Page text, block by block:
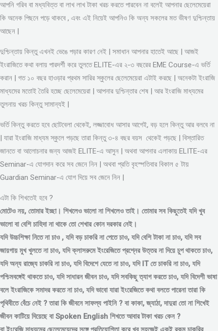
আপনি গরিব বা মধ্যবিত্ত বা লাখ লাখ টাকা খরচ করতে পারবেন না বলেই আপনার ছেলেমেয়েরা
কি অনেক পিছনে পড়ে থাকবে , এবং এই নিয়েই আপনিও কি অন্য সকলের মত ভীষণ দুশ্চিন্তায়
আছেন |
দুশ্চিন্তায় কিন্তু এখনই ভেঙে পড়ার কারণ নেই | সমাধান আপনার হাতেই আছে | আজই
ইংরাজিতে কথা বলায় পারদর্শী করে তুলতে ELITE-এর ২-৩ বছরের EME Course-এ ভর্তি
করান | গত ১০ বছর হাওড়ার প্রথম সারির স্কুলের ছেলেমেয়েরা এটাই করছে | অনেকটা ইংরাজি
মাধ্যমের মতোই তৈরি হচ্ছে ছেলেমেয়েরা | আপনার দুশ্চিন্তার শেষ | আর ইংরাজি মাধ্যমের
তুলনায় খরচ কিন্তু সামান্যই |
ভর্তি কিন্তু করতে হবে ছোটবেলা থেকেই, লজ্জাবোধ আসার আগেই, বড় হলে কিন্তু আর বলবে না
| যারা ইংরাজি মাধ্যম স্কুলে পড়ছে তারা কিন্তু ৩-৪ বছর বয়স থেকেই পড়ছে | বিস্তারিত
জানতে বা আলোচনার জন্য আজই ELITE-এ আসুন | অথবা আপনার এলাকায় ELITE-এর
Seminar-এ যোগদান করে সব জেনে নিন | অথবা প্রতি বৃহস্পতিবার বিকাল ৫ টায়
Guardian Seminar-এ যোগ দিয়ে সব জেনে নিন |
এটা কি শিখতেই হবে ?
মোটেও নয়, তোমার ইচ্ছা। শিখলেও ভালো না শিখলেও তাই। তোমার সব কিছুতেই যদি খুব
ভালো বা বেশি চাহিদা না থাকে তো শেখার কোন দরকার নেই।
যদি উচ্চশিক্ষা নিতে না চাও , যদি বড় চাকরি না পেতে চাও, যদি বেশি টাকা না চাও, যদি সব
জায়গায় মুখ খুলতে না চাও, যদি ক্লাসরুমে ইংরেজিতে প্রশ্নের উত্তর না দিয়ে চুপ থাকতে চাও,
যদি অন্য রাজ্যে চাকরি না চাও, যদি বিদেশে যেতে না চাও, যদি IT তে চাকরি না চাও, যদি
পশ্চিমবঙ্গেই থাকতে চাও, যদি সাধারন জীবন চাও, যদি সবকিছু ত্যাগ করতে চাও, যদি বিদেশী ভাষা
বলে ইংরাজিকে সমাদর করতে না চাও, যদি ভাবো যারা ইংরেজিতে কথা বলতে পারেনা তারা কি
পৃথিবীতে বেঁচে নেই ? তারা কি জীবনে সাফল্য পাইনি ? বা কাকা, জ্যাঠা, দাদুরা তো না শিখেই
জীবন কাটিয়ে দিয়েছে বা Spoken English শিখতে আবার টাকা খরচ কেন ?